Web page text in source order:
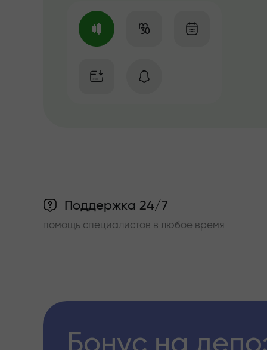
Поддержка 24/7
помощь специалистов в любое время
Бонус на